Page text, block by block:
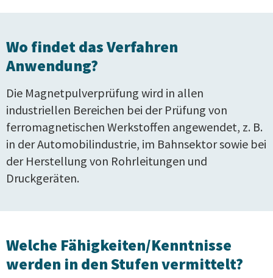
Wo findet das Verfahren
Anwendung?
Die Magnetpulverprüfung wird in allen
industriellen Bereichen bei der Prüfung von
ferromagnetischen Werkstoffen angewendet, z. B.
in der Automobilindustrie, im Bahnsektor sowie bei
der Herstellung von Rohrleitungen und
Druckgeräten.
Welche Fähigkeiten/Kenntnisse
werden in den Stufen vermittelt?